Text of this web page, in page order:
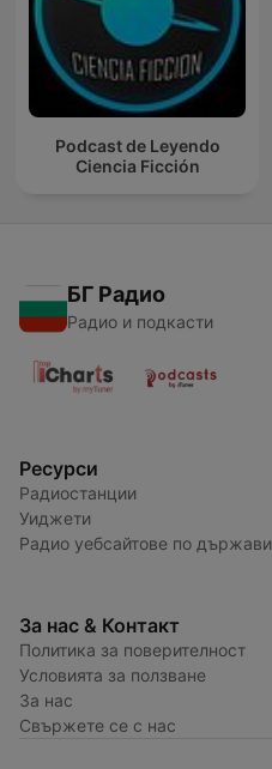
Podcast de Leyendo
Ciencia Ficción
БГ Радио
Радио и подкасти
Ресурси
Радиостанции
Уиджети
Радио уебсайтове по държави
За нас & Контакт
Политика за поверителност
Условията за ползване
За нас
Свържете се с нас